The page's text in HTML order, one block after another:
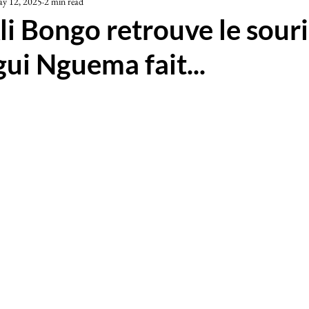
Bongo retrouve le
Nguema fait...